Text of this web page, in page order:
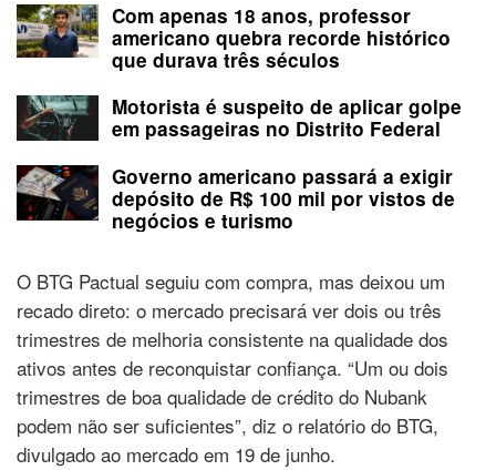
Com apenas 18 anos, professor
americano quebra recorde histórico
que durava três séculos
Motorista é suspeito de aplicar golpe
em passageiras no Distrito Federal
Governo americano passará a exigir
depósito de R$ 100 mil por vistos de
negócios e turismo
O BTG Pactual seguiu com compra, mas deixou um
recado direto: o mercado precisará ver dois ou três
trimestres de melhoria consistente na qualidade dos
ativos antes de reconquistar confiança. “Um ou dois
trimestres de boa qualidade de crédito do Nubank
podem não ser suficientes”, diz o relatório do BTG,
divulgado ao mercado em 19 de junho.